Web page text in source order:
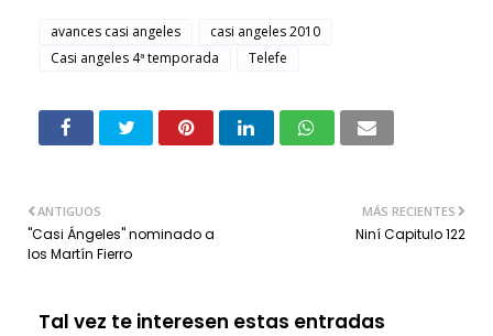
avances casi angeles
casi angeles 2010
Casi angeles 4ª temporada
Telefe
MÁS RECIENTES
Niní Capitulo 122
ANTIGUOS
"Casi Ángeles" nominado a
los Martín Fierro
Tal vez te interesen estas entradas